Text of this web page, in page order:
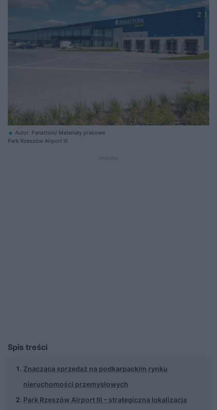
Autor: Panattoni/ Materiały prasowe
Park Rzeszów Airport III
Spis treści
Znacząca sprzedaż na podkarpackim rynku
nieruchomości przemysłowych
Park Rzeszów Airport III – strategiczna lokalizacja